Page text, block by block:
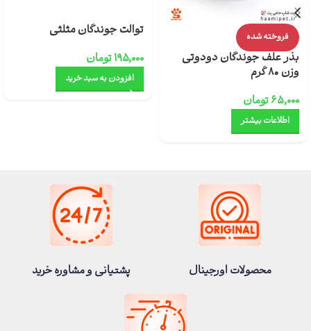
فروخته شده
بذر علف جوندگان دودوتی
وزن 80 گرم
۶۵,۰۰۰تومان
اطلاعات بیشتر
توالت جوندگان مثلثی
۱۹۵,۰۰۰تومان
افزودن به سبد خرید
محصولات اورجینال پشتیانی و مشاوره خرید